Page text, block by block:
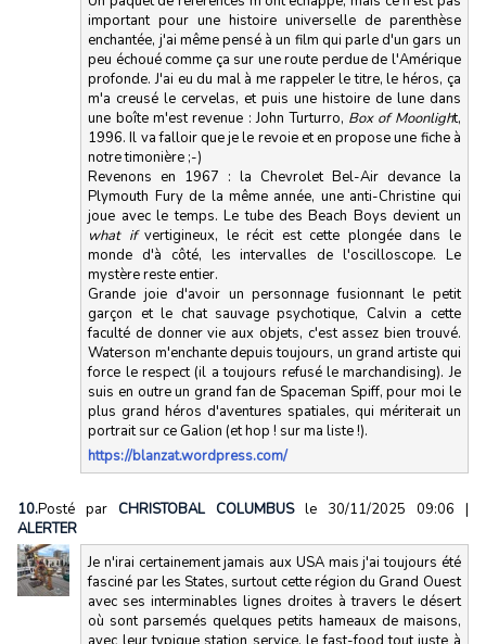
important pour une histoire universelle de parenthèse
enchantée, j'ai même pensé à un film qui parle d'un gars un
peu échoué comme ça sur une route perdue de l'Amérique
profonde. J'ai eu du mal à me rappeler le titre, le héros, ça
m'a creusé le cervelas, et puis une histoire de lune dans
une boîte m'est revenue : John Turturro, Box of Moonlight,
1996. Il va falloir que je le revoie et en propose une fiche à
notre timonière ;-)
Revenons en 1967 : la Chevrolet Bel-Air devance la
Plymouth Fury de la même année, une anti-Christine qui
joue avec le temps. Le tube des Beach Boys devient un
what ifvertigineux, le récit est cette plongée dans le
monde d'à côté, les intervalles de l'oscilloscope. Le
mystère reste entier.
Grande joie d'avoir un personnage fusionnant le petit
garçon et le chat sauvage psychotique, Calvin a cette
faculté de donner vie aux objets, c'est assez bien trouvé.
Waterson m'enchante depuis toujours, un grand artiste qui
force le respect (il a toujours refusé le marchandising). Je
suis en outre un grand fan de Spaceman Spiff, pour moi le
plus grand héros d'aventures spatiales, qui mériterait un
portrait sur ce Galion (et hop ! sur ma liste !).
https://blanzat.wordpress.com/
10.Posté par CHRISTOBAL COLUMBUS le 30/11/2025 09:06 |
ALERTER
Je n'irai certainement jamais aux USA mais j'ai toujours été
fasciné par les States, surtout cette région du Grand Ouest
avec ses interminables lignes droites à travers le désert
où sont parsemés quelques petits hameaux de maisons,